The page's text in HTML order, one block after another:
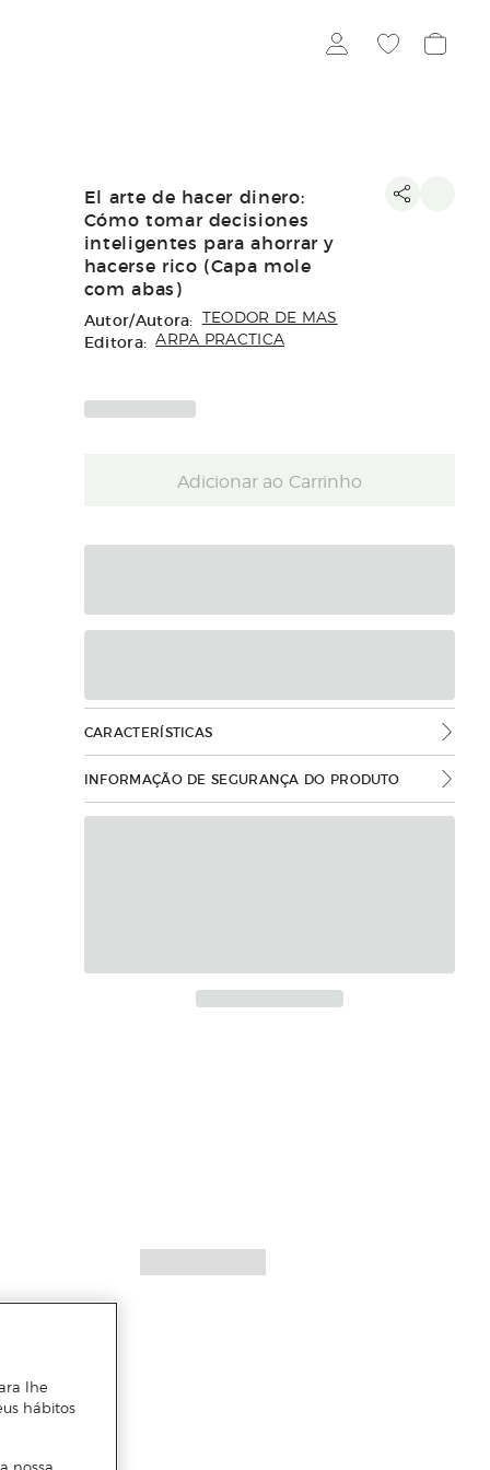
El arte de hacer dinero:
Cómo tomar decisiones
inteligentes para ahorrar y
hacerse rico (Capa mole
com abas)
Autor/Autora: TEODOR DE MAS
Editora: ARPA PRACTICA
Adicionar ao Carrinho
CARACTERÍSTICAS
INFORMAÇÃO DE SEGURANÇA DO PRODUTO
lhe
hábitos
nossa